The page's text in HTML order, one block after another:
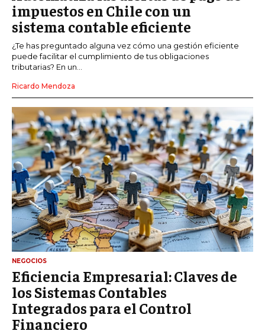
impuestos en Chile con un
sistema contable eficiente
¿Te has preguntado alguna vez cómo una gestión eficiente
puede facilitar el cumplimiento de tus obligaciones
tributarias? En un...
Ricardo Mendoza
NEGOCIOS
Eficiencia Empresarial: Claves de
los Sistemas Contables
Integrados para el Control
Financiero